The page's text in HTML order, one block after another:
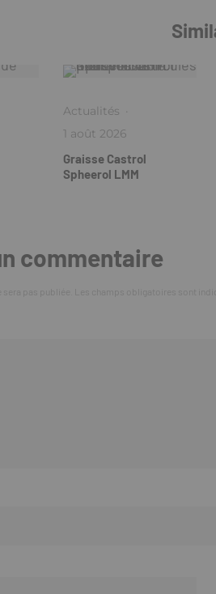
Actualités ·
1 août 2026
Graisse Castrol
Spheerol LMM
commentaire